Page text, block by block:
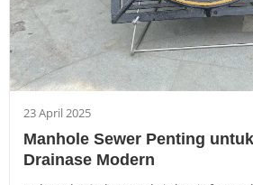
23 April 2025
Manhole Sewer Penting
Drainase Modern